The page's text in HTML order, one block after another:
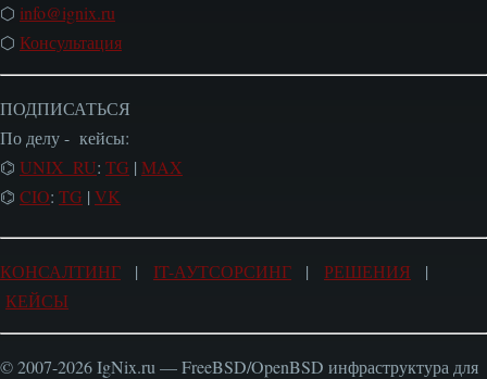
⬡ info@ignix.ru
⬡ Консультация
ПОДПИСАТЬСЯ
По делу - кейсы:
⌬ UNIX_RU: TG | MAX
⌬ CIO: TG | VK
КОНСАЛТИНГ | IT-АУТСОРСИНГ | РЕШЕНИЯ |
КЕЙСЫ
© 2007-2026 IgNix.ru — FreeBSD/OpenBSD инфраструктура для